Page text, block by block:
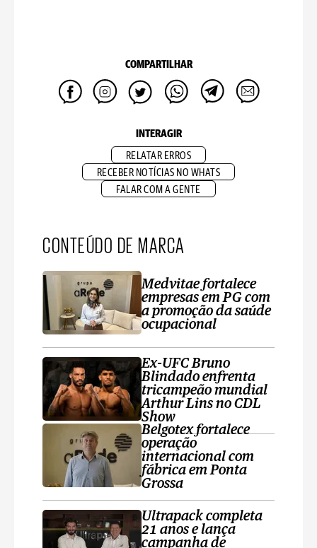
COMPARTILHAR
INTERAGIR
RELATAR ERROS
RECEBER NOTÍCIAS NO WHATS
FALAR COM A GENTE
CONTEÚDO DE MARCA
Medvitae fortalece
empresas em PG com
a promoção da saúde
ocupacional
Ex-UFC Bruno
Blindado enfrenta
tricampeão mundial
Arthur Lins no CDL
Show
Belgotex fortalece
operação
internacional com
fábrica em Ponta
Grossa
Ultrapack completa
21 anos e lança
campanha de